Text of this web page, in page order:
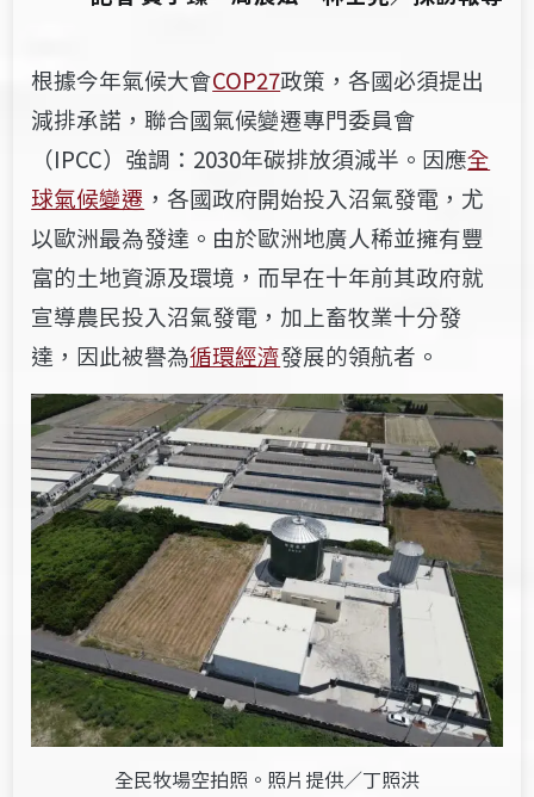
根據今年氣候大會COP27政策，各國必須提出
減排承諾，聯合國氣候變遷專門委員會
（IPCC）強調： 2030年碳排放須減半 。 因應全
球氣候變遷 ，各國政府開始投入沼氣發電，尤
以歐洲最為發達。由於歐洲地廣人稀並擁有豐
富的土地資源及環境，而早在十年前其政府就
宣導農民投入沼氣發電，加上畜牧業十分發
達，因此被譽為循環經濟發展的領航者 。
全民牧場空拍照。照片提供／丁照洪